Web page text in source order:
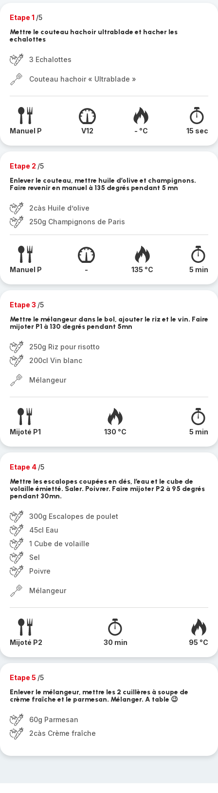
Etape 1 /5
Mettre le couteau hachoir ultrablade et hacher les
echalottes
3 Echalottes
Couteau hachoir « Ultrablade »
Manuel P V12 - °C 15 sec
Etape 2 /5
Enlever le couteau, mettre huile d’olive et champignons.
Faire revenir en manuel à 135 degrés pendant 5 mn
2càs Huile d’olive
250g Champignons de Paris
Manuel P - 135 °C 5 min
Etape 3 /5
Mettre le mélangeur dans le bol, ajouter le riz et le vin. Faire
mijoter P1 à 130 degrés pendant 5mn
250g Riz pour risotto
200cl Vin blanc
Mélangeur
Mijoté P1 130 °C 5 min
Etape 4 /5
Mettre les escalopes coupées en dés, l’eau et le cube de
volaille émietté. Saler. Poivrer. Faire mijoter P2 à 95 degrés
pendant 30mn.
300g Escalopes de poulet
45cl Eau
1 Cube de volaille
Sel
Poivre
Mélangeur
Mijoté P2 30 min 95 °C
Etape 5 /5
Enlever le mélangeur, mettre les 2 cuillères à soupe de
crème fraîche et le parmesan. Mélanger. A table 😉
60g Parmesan
2càs Crème fraîche